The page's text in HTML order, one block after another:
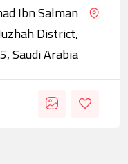
Ibn Salman
District,
Saudi Arabia